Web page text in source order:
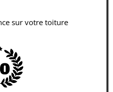
sur votre toiture